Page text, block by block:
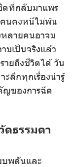
ตที่กลับมาแพร่
คนคงหนีไม่พ้น
ลายคนอาจม
มเป็นจริงแล้ว
ายถึงชีวิตได้ วัน
ะลึกทุกเรื่องน่ารู้
ญของการฉีด
ธรรมดา
บพลันและ